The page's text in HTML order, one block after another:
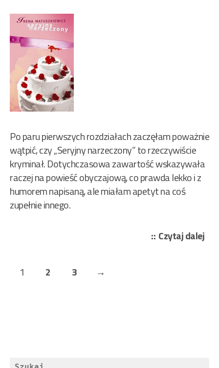
Po paru pierwszych rozdziałach zaczęłam poważnie
wątpić, czy „Seryjny narzeczony” to rzeczywiście
kryminał. Dotychczasowa zawartość wskazywała
raczej na powieść obyczajową, co prawda lekko i z
humorem napisaną, ale miałam apetyt na coś
zupełnie innego.
Czytaj dalej
Stronicowanie
Page
1 Page
2 Page
3
Next
→
Szukaj: